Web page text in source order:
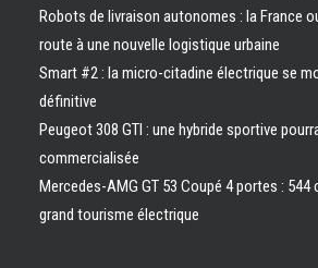
Robots de livraison autonomes : la France
route à une nouvelle logistique urbaine
Smart #2 : la micro-citadine électrique se
définitive
Peugeot 308 GTI : une hybride sportive
commercialisée
Mercedes-AMG GT 53 Coupé 4 portes : 544
grand tourisme électrique